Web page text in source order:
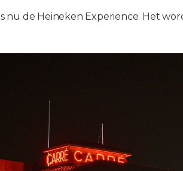
nu de Heineken Experience. Het